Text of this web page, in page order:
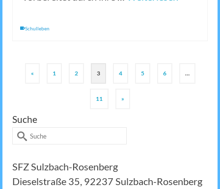
Schulleben
« 1 2 3 4 5 6 …
11 »
Suche
Suche
SFZ Sulzbach-Rosenberg
Dieselstraße 35, 92237 Sulzbach-Rosenberg